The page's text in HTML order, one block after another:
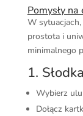
Pomysły
W
prostota i
minimalnego
1.
Wybierz
Dołącz